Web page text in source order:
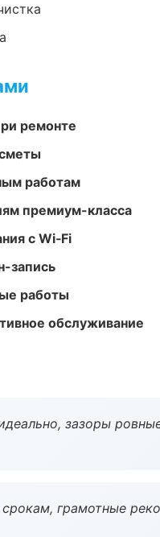
ремонте
работам
премиум-класса
с Wi‑Fi
запись
работы
обслуживание
зазоры
грамотные